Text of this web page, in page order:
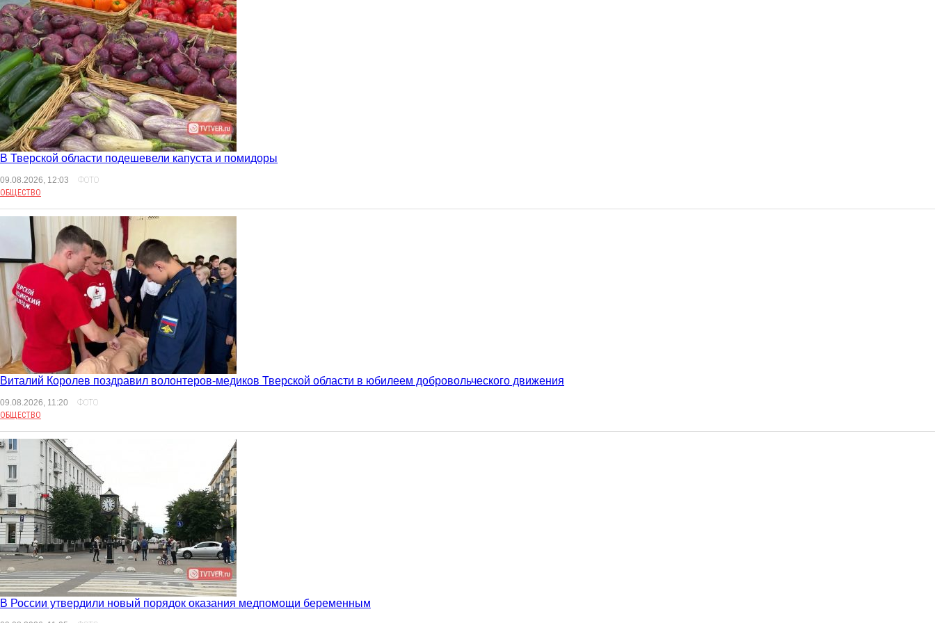
В Тверской области подешевели капуста и помидоры
09.08.2026, 12:03
ФОТО
ОБЩЕСТВО
Виталий Королев поздравил волонтеров-медиков Тверской области в юбилеем добровольческого движения
09.08.2026, 11:20
ФОТО
ОБЩЕСТВО
В России утвердили новый порядок оказания медпомощи беременным